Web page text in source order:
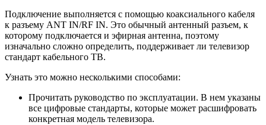
Подключение выполняется с помощью коаксиального кабеля
к разъему ANT IN/RF IN. Это обычный антенный разъем, к
которому подключается и эфирная антенна, поэтому
изначально сложно определить, поддерживает ли телевизор
стандарт кабельного ТВ.
Узнать это можно несколькими способами:
Прочитать руководство по эксплуатации. В нем указаны
все цифровые стандарты, которые может расшифровать
конкретная модель телевизора.